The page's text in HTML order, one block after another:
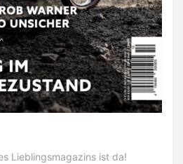
Lieblingsmagazins ist da!